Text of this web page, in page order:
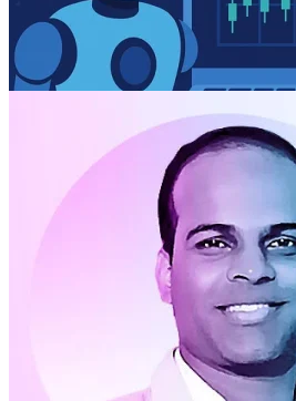
Hvordan fungerer kryptohandelsroboter?